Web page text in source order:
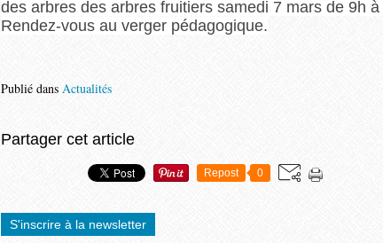
des arbres des arbres fruitiers samedi 7 mars de 9h à
Rendez-vous au verger pédagogique.
Publié dans Actualités
Partager cet article
Repost 0
S'inscrire à la newsletter